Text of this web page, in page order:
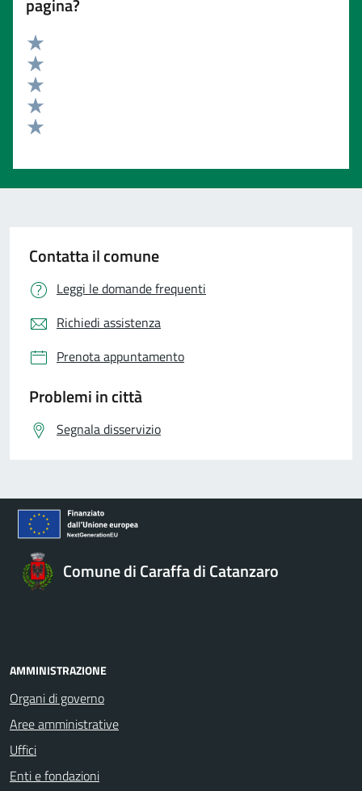
pagina?
Valuta 5 stelle su 5
Valuta 4 stelle su 5
Valuta 3 stelle su 5
Valuta 2 stelle su 5
Contatta il comune
Leggi le domande frequenti
Richiedi assistenza
Prenota appuntamento
Problemi in città
Segnala disservizio
Comune di Caraffa di Catanzaro
AMMINISTRAZIONE
Organi di governo
Aree amministrative
Uffici
Enti e fondazioni